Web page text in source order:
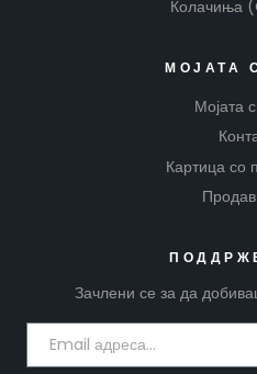
Колачиња
МОЈАТА
Мојата
Картица со
Зачлени се за да